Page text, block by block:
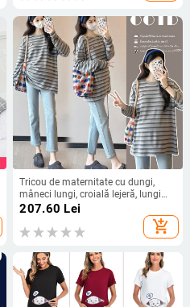
Tricou de maternitate cu dungi,
mâneci lungi, croială lejeră, lungime
medie, pentru primăvară și toamnă
207.60 Lei
add_shopping_cart